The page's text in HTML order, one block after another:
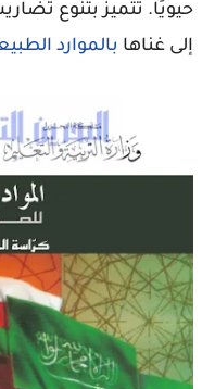
حيويًا. تتميز بتنوع
إلى غناها بالموارد